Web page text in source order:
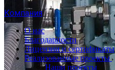
Компания
О нас
Благодарности
Лицензии и сертификаты
Реализованные проекты
Наши проекты